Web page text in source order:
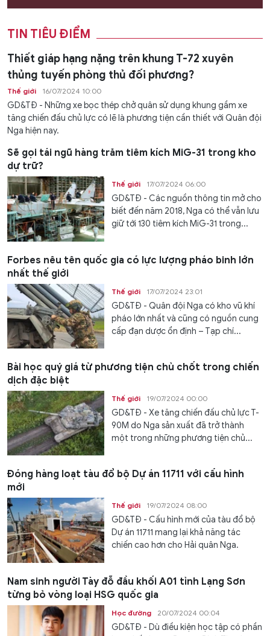
TIN TIÊU ĐIỂM
Thiết giáp hạng nặng trên khung T-72 xuyên
thủng tuyến phòng thủ đối phương?
Thế giới 16/07/2024 10:00
GD&TĐ - Những xe bọc thép chở quân sử dụng khung gầm xe
tăng chiến đấu chủ lực có lẽ là phương tiện cần thiết với Quân đội
Nga hiện nay.
Sẽ gọi tái ngũ hàng trăm tiêm kích MiG-31 trong kho
dự trữ?
Thế giới 17/07/2024 06:00
GD&TĐ - Các nguồn thông tin mở cho
biết đến năm 2018, Nga có thể vẫn lưu
giữ tới 130 tiêm kích MiG-31 trong...
Forbes nêu tên quốc gia có lực lượng pháo binh lớn
nhất thế giới
Thế giới 17/07/2024 23:01
GD&TĐ - Quân đội Nga có kho vũ khí
pháo lớn nhất và cũng có nguồn cung
cấp đạn dược ổn định – Tạp chí...
Bài học quý giá từ phương tiện chủ chốt trong chiến
dịch đặc biệt
Thế giới 19/07/2024 00:00
GD&TĐ - Xe tăng chiến đấu chủ lực T-
90M do Nga sản xuất đã trở thành
một trong những phương tiện chủ...
Đóng hàng loạt tàu đổ bộ Dự án 11711 với cấu hình
mới
Thế giới 19/07/2024 08:00
GD&TĐ - Cấu hình mới của tàu đổ bộ
Dự án 11711 mang lại khả năng tác
chiến cao hơn cho Hải quân Nga.
Nam sinh người Tày đỗ đầu khối A01 tỉnh Lạng Sơn
từng bỏ vòng loại HSG quốc gia
Học đường 20/07/2024 00:04
GD&TĐ - Dù điều kiện học tập có phần